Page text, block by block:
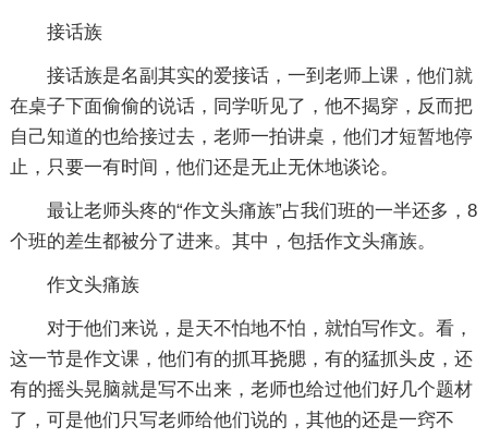
接话族
接话族是名副其实的爱接话，一到老师上课，他们就
在桌子下面偷偷的说话，同学听见了，他不揭穿，反而把
自己知道的也给接过去，老师一拍讲桌，他们才短暂地停
止，只要一有时间，他们还是无止无休地谈论。
最让老师头疼的“作文头痛族”占我们班的一半还多，8
个班的差生都被分了进来。其中，包括作文头痛族。
作文头痛族
对于他们来说，是天不怕地不怕，就怕写作文。看，
这一节是作文课，他们有的抓耳挠腮，有的猛抓头皮，还
有的摇头晃脑就是写不出来，老师也给过他们好几个题材
了，可是他们只写老师给他们说的，其他的还是一窍不